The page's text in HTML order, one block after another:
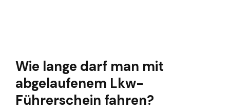
Wie lange darf man mit
abgelaufenem Lkw-
Führerschein fahren?